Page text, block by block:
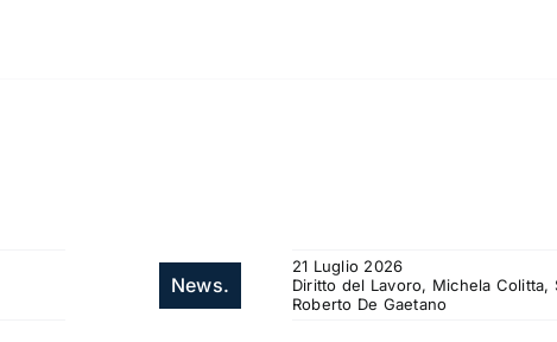
News.
21 Luglio 2026
Diritto del Lavoro, Michela Colitta,
Roberto De Gaetano